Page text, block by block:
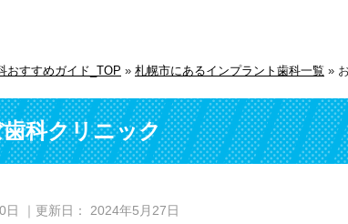
おすすめガイド_TOP » 札幌市にあるインプラント歯科一覧 »
科クリニック
日 ｜更新日： 2024年5月27日